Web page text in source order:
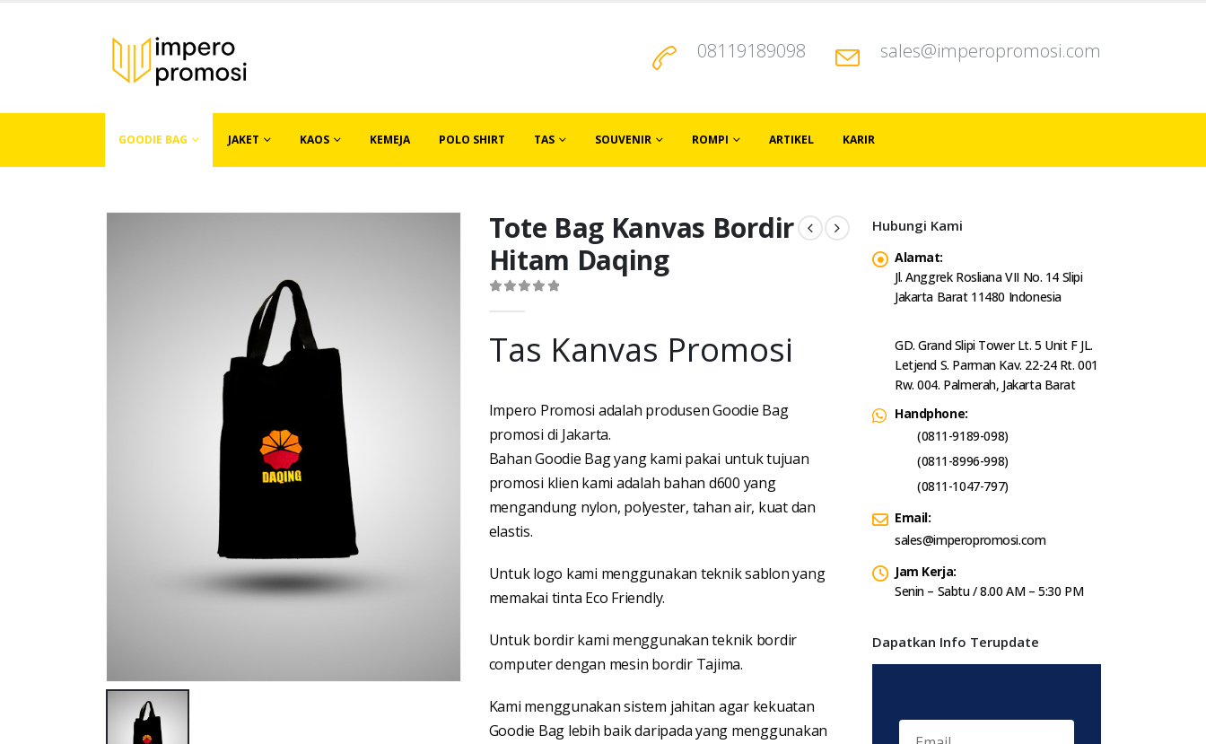
08119189098 sales@imperopromosi.com
GOODIE BAG JAKET KAOS KEMEJA POLO SHIRT TAS SOUVENIR ROMPI ARTIKEL KARIR
Tote Bag Kanvas Bordir
Hitam Daqing
Tas Kanvas Promosi
Impero Promosi adalah produsen Goodie Bag
promosi di Jakarta.
Bahan Goodie Bag yang kami pakai untuk tujuan
promosi klien kami adalah bahan d600 yang
mengandung nylon, polyester, tahan air, kuat dan
elastis.
Untuk logo kami menggunakan teknik sablon yang
memakai tinta Eco Friendly.
Untuk bordir kami menggunakan teknik bordir
computer dengan mesin bordir Tajima.
Kami menggunakan sistem jahitan agar kekuatan
Goodie Bag lebih baik daripada yang menggunakan
Hubungi Kami
Alamat:
Jl. Anggrek Rosliana VII No. 14 Slipi
Jakarta Barat 11480 Indonesia
GD. Grand Slipi Tower Lt. 5 Unit F JL.
Letjend S. Parman Kav. 22-24 Rt. 001
Rw. 004. Palmerah, Jakarta Barat
Handphone:
(0811-9189-098)
(0811-8996-998)
(0811-1047-797)
Email:
sales@imperopromosi.com
Jam Kerja:
Senin – Sabtu / 8.00 AM – 5:30 PM
Dapatkan Info Terupdate